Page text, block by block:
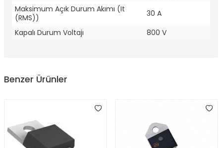
Maksimum Açık Durum Akımı (It
(RMS))
30 A
Kapalı Durum Voltajı
800 V
Benzer Ürünler